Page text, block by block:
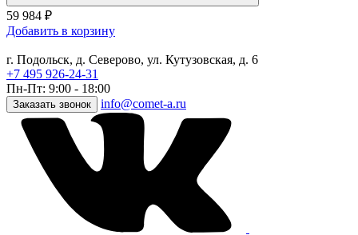
59 984 ₽
Добавить в корзину
г. Подольск, д. Северово, ул. Кутузовская, д. 6
+7 495 926-24-31
Пн-Пт: 9:00 - 18:00
Заказать звонок info@comet-a.ru